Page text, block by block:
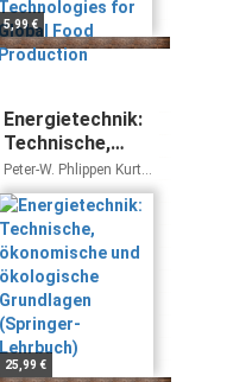
5,99 €
Energietechnik:
Technische,
ökonomische
und ökologische
Grundlagen
(Springer-
Lehrbuch)
Peter-W. Phlippen Kurt
Kugeler
25,99 €